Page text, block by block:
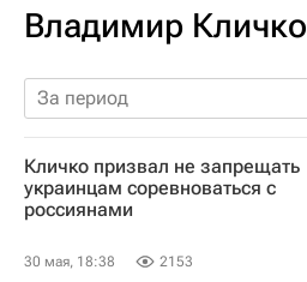
Владимир Кличко
За период
Кличко призвал не запрещать
украинцам соревноваться с
россиянами
30 мая, 18:38 2153